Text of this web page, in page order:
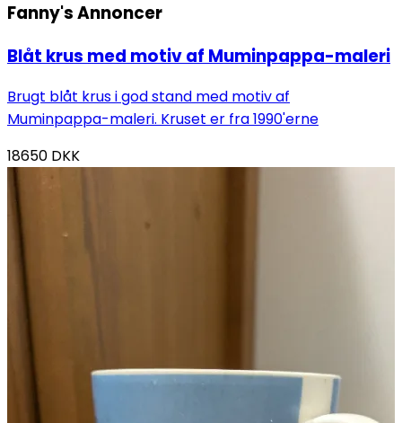
Fanny'sAnnoncer
Blåt krus med motiv af Muminpappa-maleri
Brugt blåt krus i god stand med motiv af
Muminpappa-maleri. Kruset er fra 1990'erne
18650 DKK